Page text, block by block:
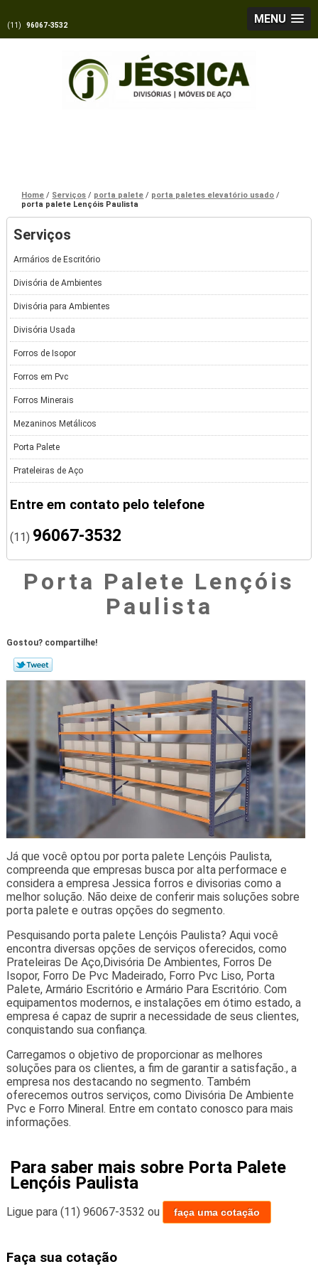
MENU
(11) 96067-3532
Home Serviços porta palete
porta paletes elevatório usado
porta palete Lençóis Paulista
Serviços
Armários de Escritório
Divisória de Ambientes
Divisória para Ambientes
Divisória Usada
Forros de Isopor
Forros em Pvc
Forros Minerais
Mezaninos Metálicos
Porta Palete
Prateleiras de Aço
Entre em contato pelo telefone
(11) 96067-3532
Porta Palete Lençóis
Paulista
Gostou? compartilhe!
Já que você optou por porta palete Lençóis Paulista,
compreenda que empresas busca por alta performace e
considera a empresa Jessica forros e divisorias como a
melhor solução. Não deixe de conferir mais soluções sobre
porta palete e outras opções do segmento.
Pesquisando porta palete Lençóis Paulista? Aqui você
encontra diversas opções de serviços oferecidos, como
Prateleiras De Aço,Divisória De Ambientes, Forros De
Isopor, Forro De Pvc Madeirado, Forro Pvc Liso, Porta
Palete, Armário Escritório e Armário Para Escritório. Com
equipamentos modernos, e instalações em ótimo estado, a
empresa é capaz de suprir a necessidade de seus clientes,
conquistando sua confiança.
Carregamos o objetivo de proporcionar as melhores
soluções para os clientes, a fim de garantir a satisfação., a
empresa nos destacando no segmento. Também
oferecemos outros serviços, como Divisória De Ambiente
Pvc e Forro Mineral. Entre em contato conosco para mais
informações.
Para saber mais sobre Porta Palete
Lençóis Paulista
Ligue para (11) 96067-3532 ou faça uma cotação
Faça sua cotação